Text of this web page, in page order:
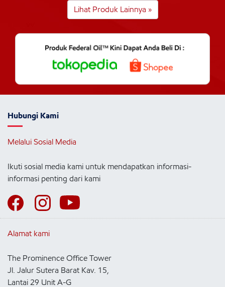
Lihat Produk Lainnya »
Hubungi Kami
Melalui Sosial Media
Ikuti sosial media kami untuk mendapatkan informasi-
informasi penting dari kami
Alamat kami
The Prominence Office Tower
Jl. Jalur Sutera Barat Kav. 15,
Lantai 29 Unit A-G